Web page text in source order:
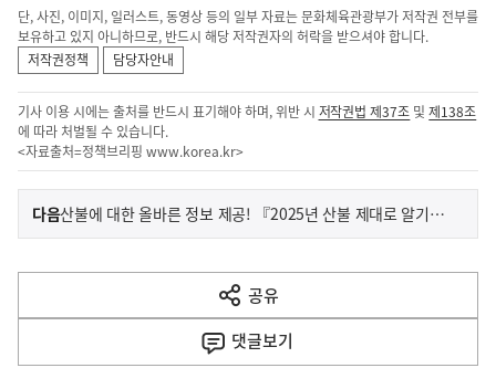
단, 사진, 이미지, 일러스트, 동영상 등의 일부 자료는 문화체육관광부가 저작권 전부를
보유하고 있지 아니하므로, 반드시 해당 저작권자의 허락을 받으셔야 합니다.
저작권정책
담당자안내
기사 이용 시에는 출처를 반드시 표기해야 하며, 위반 시 저작권법 제37조 및제138조
에 따라 처벌될 수 있습니다.
<자료출처=정책브리핑 www.korea.kr>
이
전
다
음
다음기
사
산불에 대한 올바른 정보 제공! 『2025년 산불 제대로 알기』 발간
공유
열
기
댓글보기